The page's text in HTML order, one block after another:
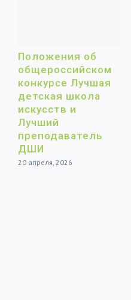
Положения об
общероссийском
конкурсе Лучшая
детская школа
искусств и
Лучший
преподаватель
ДШИ
20 апреля, 2026